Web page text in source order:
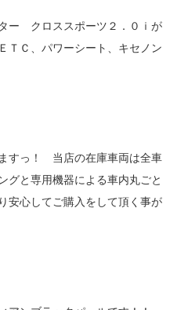
クロススポーツ２．０ｉが
Ｃ、パワーシート、キセノン
すっ！ 当店の在庫車両は全車
グと専用機器による車内丸ごと
安心してご購入をして頂く事が